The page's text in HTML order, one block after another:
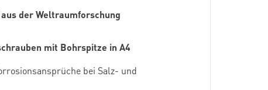
der Weltraumforschung
mit Bohrspitze in A4
bei Salz- und